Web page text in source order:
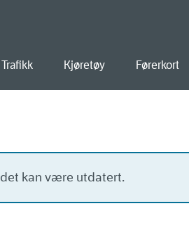
Trafikk Kjøretøy Førerkort
kan være utdatert.